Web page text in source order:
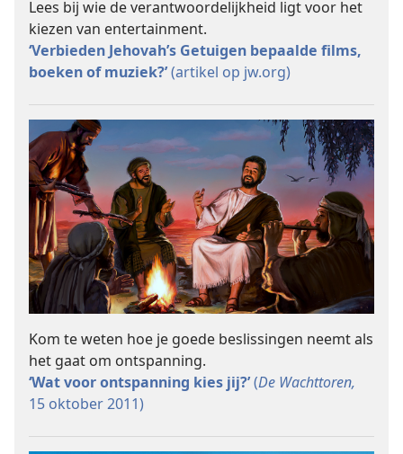
Lees bij wie de verantwoordelijkheid ligt voor het
kiezen van entertainment.
‘Verbieden Jehovah’s Getuigen bepaalde films,
boeken of muziek?’(artikel op jw.org)
Kom te weten hoe je goede beslissingen neemt als
het gaat om ontspanning.
‘Wat voor ontspanning kies jij?’(De Wachttoren,
15 oktober 2011)